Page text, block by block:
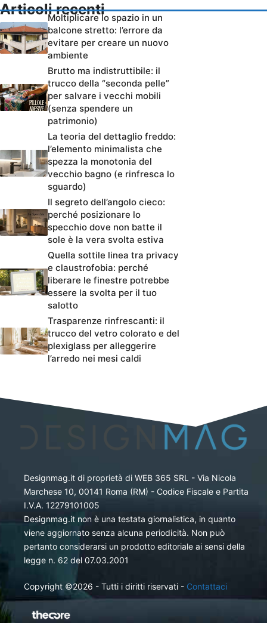
Articoli recenti
Moltiplicare lo spazio in un
balcone stretto: l’errore da
evitare per creare un nuovo
ambiente
Brutto ma indistruttibile: il
trucco della “seconda pelle”
per salvare i vecchi mobili
(senza spendere un
patrimonio)
La teoria del dettaglio freddo:
l’elemento minimalista che
spezza la monotonia del
vecchio bagno (e rinfresca lo
sguardo)
Il segreto dell’angolo cieco:
perché posizionare lo
specchio dove non batte il
sole è la vera svolta estiva
Quella sottile linea tra privacy
e claustrofobia: perché
liberare le finestre potrebbe
essere la svolta per il tuo
salotto
Trasparenze rinfrescanti: il
trucco del vetro colorato e del
plexiglass per alleggerire
l’arredo nei mesi caldi
Designmag.it di proprietà di WEB 365 SRL - Via Nicola
Marchese 10, 00141 Roma (RM) - Codice Fiscale e Partita
I.V.A. 12279101005
Designmag.it non è una testata giornalistica, in quanto
viene aggiornato senza alcuna periodicità. Non può
pertanto considerarsi un prodotto editoriale ai sensi della
legge n. 62 del 07.03.2001
Copyright ©2026 - Tutti i diritti riservati - Contattaci